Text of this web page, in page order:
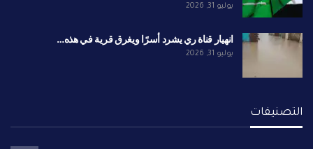
يوليو 31, 2026
انهيار قناة ري يشرد أسرًا ويغرق قرية في هذه…
يوليو 31, 2026
التصنيفات